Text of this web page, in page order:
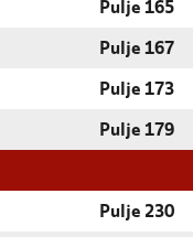
Pulje 165
Pulje 167
Pulje 173
Pulje 179
Pulje 230